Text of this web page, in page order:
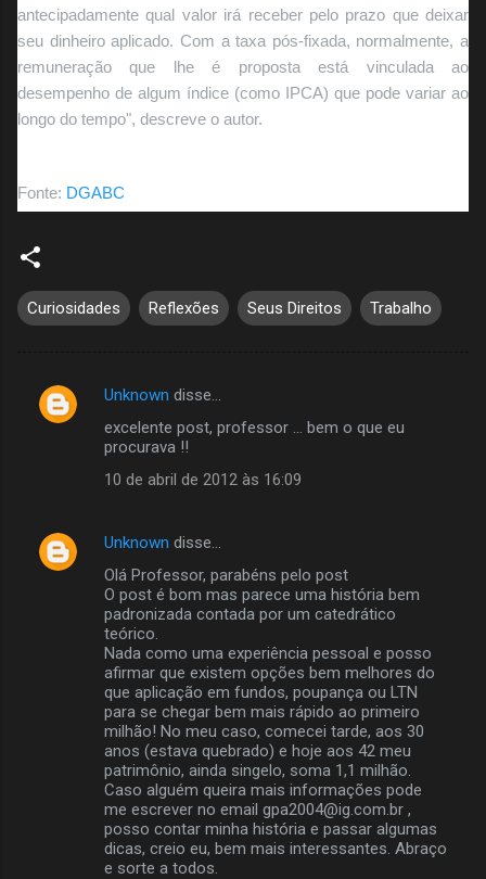
antecipadamente qual valor irá receber pelo prazo que deixar
seu dinheiro aplicado. Com a taxa pós-fixada, normalmente, a
remuneração que lhe é proposta está vinculada ao
desempenho de algum índice (como IPCA) que pode variar ao
longo do tempo", descreve o autor.
Fonte: DGABC
Curiosidades Reflexões Seus Direitos Trabalho
C
t
Unknown disse…
excelente post, professor ... bem o que eu
procurava !!
10 de abril de 2012 às 16:09
Unknown disse…
Olá Professor, parabéns pelo post
O post é bom mas parece uma história bem
padronizada contada por um catedrático
teórico.
Nada como uma experiência pessoal e posso
afirmar que existem opções bem melhores do
que aplicação em fundos, poupança ou LTN
para se chegar bem mais rápido ao primeiro
milhão! No meu caso, comecei tarde, aos 30
anos (estava quebrado) e hoje aos 42 meu
patrimônio, ainda singelo, soma 1,1 milhão.
Caso alguém queira mais informações pode
me escrever no email gpa2004@ig.com.br ,
posso contar minha história e passar algumas
dicas, creio eu, bem mais interessantes. Abraço
e sorte a todos.